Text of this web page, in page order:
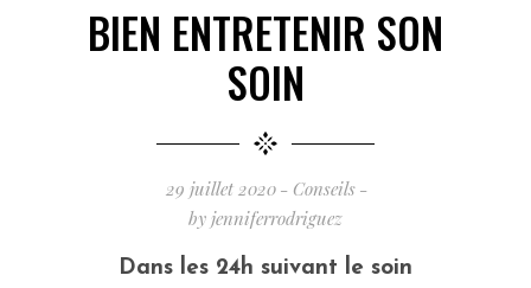
BIEN ENTRETENIR SON
SOIN
29 juillet 2020
Conseils
by jenniferrodriguez
Dans les 24h suivant le soin